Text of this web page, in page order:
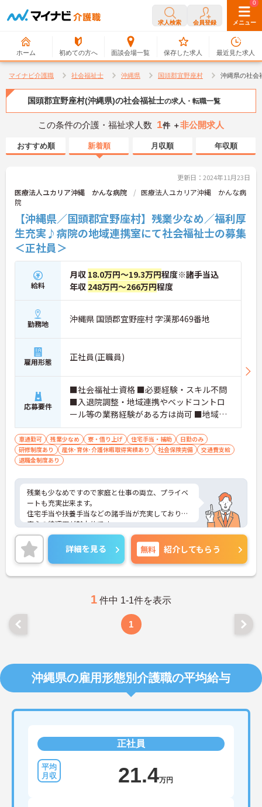
求人検索 会員登録 メニュー
ホーム 初めての方へ 面談会場一覧
0
保存した求人
0
最近見た求人
マイナビ介護職 社会福祉士 沖縄県 国頭郡宜野座村 沖縄県の社会
国頭郡宜野座村(沖縄県)の社会福祉士の求人・転職一覧
この条件の介護・福祉求人数 1件 ＋非公開求人
おすすめ順 新着順 月収順 年収順
更新日：2024年11月23日
医療法人ユカリア沖縄 かんな病院
医療法人ユカリア沖縄 かんな病
院
【沖縄県／国頭郡宜野座村】残業少なめ／福利厚
生充実♪病院の地域連携室にて社会福祉士の募集
＜正社員＞
給料
月収 18.0万円～19.3万円程度※諸手当込
年収 248万円～266万円程度
勤務地 沖縄県 国頭郡宜野座村 字漢那469番地
雇用形態 正社員(正職員)
応募要件
■社会福祉士資格 ■必要経験・スキル不問
■入退院調整・地域連携やベッドコントロ
ール等の業務経験がある方は尚可 ■地域で
患者様の支援に携わりたいと考える方
車通勤可 残業少なめ 寮・借り上げ 住宅手当・補助
日勤のみ
研修制度あり
産休･育休･介護休暇取得実績あり 社会保険完備
交通費支給
退職金制度あり
残業も少なめですので家庭と仕事の両立、プライベ
ートも充実出来ます。
住宅手当や扶養手当などの諸手当が充実しており、
安心の待遇面が魅力的です。
ご興味がある方には、面接対策ポイントなど、さら
に詳細をお話しいたしますのでお気軽にご相談くだ
さい。
詳細を見る 無料 紹介してもらう
1 件中 1-1件を表示
1
沖縄県の雇用形態別介護職の平均給与
正社員
21.4万円